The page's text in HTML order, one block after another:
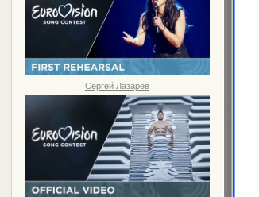
Сергей Лазарев